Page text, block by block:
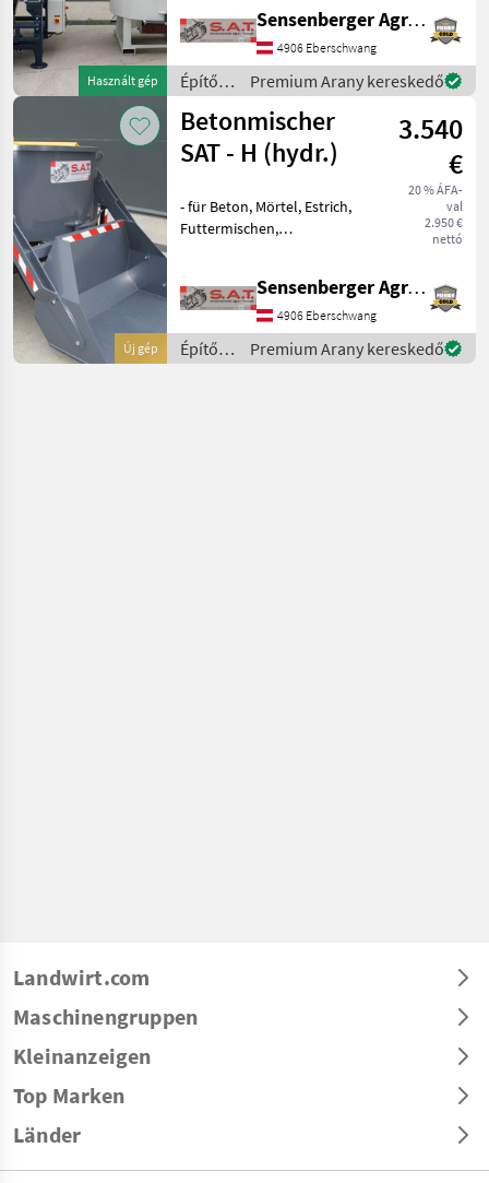
MARKETPLACE
Marketplace
Kereskedői
ajánlatok
Apróhirdetések
Használt gép
- Soft Start System -
Motorleistung 11 KW
Siemens - Volumen 60
Sensenberger Agrar-Technik
4906 Eberschwang
Építőgépek
/ SAT
Premium Arany kereskedő
Új gép
Betonmischer
SAT - H (hydr.)
3.540
€
20 % ÁFA-
val
2.950 €
nettó
- für Beton, Mörtel, Estrich,
Futtermischen,
Ölbadgetriebe - vier
gefederte Arme -
nachstellbare
Rührschaufeln - herv
Sensenberger Agrar-Technik
4906 Eberschwang
Építőgépek
/ SAT
Premium Arany kereskedő
Landwirt.com
Maschinengruppen
Kleinanzeigen
Top Marken
Länder